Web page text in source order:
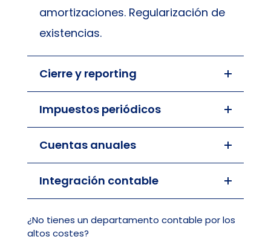
amortizaciones. Regularización de
existencias.
Cierre y reporting
Impuestos periódicos
Cuentas anuales
Integración contable
¿No tienes un departamento contable por los
altos costes?